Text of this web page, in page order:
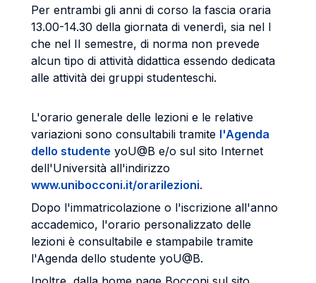
Per entrambi gli anni di corso la fascia oraria
13.00-14.30 della giornata di venerdì, sia nel I
che nel II semestre, di norma non prevede
alcun tipo di attività didattica essendo dedicata
alle attività dei gruppi studenteschi.
L'orario generale delle lezioni e le relative
variazioni sono consultabili tramite l'Agenda
dello studente yoU@B e/o sul sito Internet
dell'Università all'indirizzo
www.unibocconi.it/orarilezioni.
Dopo l'immatricolazione o l'iscrizione all'anno
accademico, l'orario personalizzato delle
lezioni è consultabile e stampabile tramite
l'Agenda dello studente yoU@B.